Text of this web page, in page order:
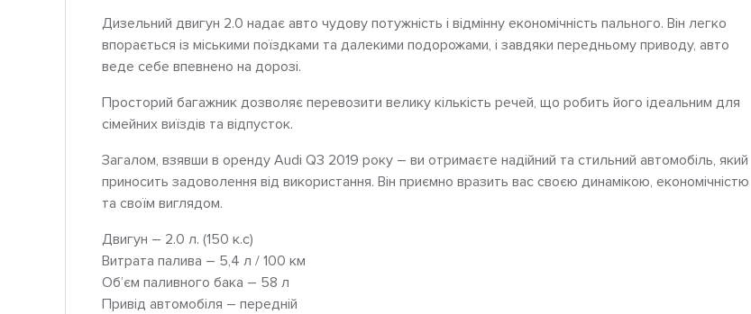
Дизельний двигун 2.0 надає авто чудову потужність і відмінну економічність пального. Він легко
впорається із міськими поїздками та далекими подорожами, і завдяки передньому приводу, авто
веде себе впевнено на дорозі.
Просторий багажник дозволяє перевозити велику кількість речей, що робить його ідеальним для
сімейних виїздів та відпусток.
Загалом, взявши в оренду Audi Q3 2019 року – ви отримаєте надійний та стильний автомобіль, який
приносить задоволення від використання. Він приємно вразить вас своєю динамікою, економічністю
та своїм виглядом.
Двигун – 2.0 л. (150 к.с)
Витрата палива – 5,4 л / 100 км
Об’єм паливного бака – 58 л
Привід автомобіля – передній